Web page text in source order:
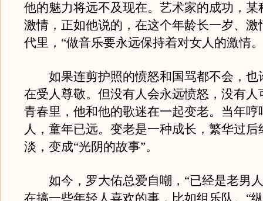
他的魅力将远不及现在。艺术家的成功，某
激情，正如他说的，在这个年龄长一岁、激
代里，“做音乐要永远保持着对女人的激情
如果连剪护照的愤怒和国骂都不会，也
在受人尊敬。但没有人会永远愤怒，没有人
青春里，他和他的歌迷在一起变老。当年哼
人，童年已远。变老是一种成长，繁华过后
淡，变成“光阴的故事”。
如今，罗大佑总爱自嘲，“已经是老男人
在搞一些年轻人喜欢的事，比如组乐队。“